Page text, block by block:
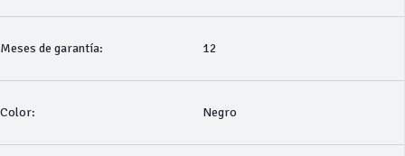
Meses de garantía: 12
Color: Negro